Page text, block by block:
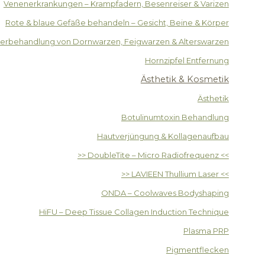
Venenerkrankungen – Krampfadern, Besenreiser & Varizen
Rote & blaue Gefäße behandeln – Gesicht, Beine & Körper
von Dornwarzen, Feigwarzen & Alterswarzen
Hornzipfel Entfernung
Ästhetik & Kosmetik
Ästhetik
Botulinumtoxin Behandlung
Hautverjüngung & Kollagenaufbau
>> DoubleTite – Micro Radiofrequenz <<
>> LAVIEEN Thullium Laser <<
ONDA – Coolwaves Bodyshaping
HiFU – Deep Tissue Collagen Induction Technique
Plasma PRP
Pigmentflecken